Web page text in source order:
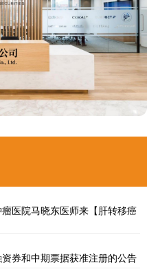
医院马晓东医师来【肝转移癌
券和中期票据获准注册的公告